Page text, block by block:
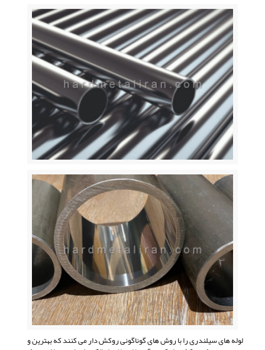
لوله های سیلندری را با روش های گوناگونی روکش دار می کنند که بهترین و